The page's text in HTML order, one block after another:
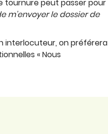
tournure peut passer pour
m’envoyer le dossier de
interlocuteur, on préférera
« Nous